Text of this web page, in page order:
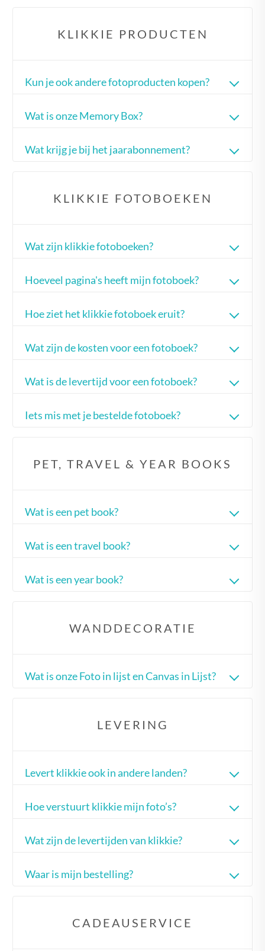
KLIKKIE PRODUCTEN
Kun je ook andere fotoproducten kopen?
Wat is onze Memory Box?
Wat krijg je bij het jaarabonnement?
KLIKKIE FOTOBOEKEN
Wat zijn klikkie fotoboeken?
Hoeveel pagina's heeft mijn fotoboek?
Hoe ziet het klikkie fotoboek eruit?
Wat zijn de kosten voor een fotoboek?
Wat is de levertijd voor een fotoboek?
Iets mis met je bestelde fotoboek?
PET, TRAVEL & YEAR BOOKS
Wat is een pet book?
Wat is een travel book?
Wat is een year book?
WANDDECORATIE
Wat is onze Foto in lijst en Canvas in Lijst?
LEVERING
Levert klikkie ook in andere landen?
Hoe verstuurt klikkie mijn foto’s?
Wat zijn de levertijden van klikkie?
Waar is mijn bestelling?
CADEAUSERVICE